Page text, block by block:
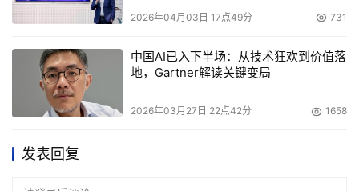
2026年04月03日 17点49分 731
中国AI已入下半场：从技术狂欢到价值落
地，Gartner解读关键变局
2026年03月27日 22点42分 1658
发表回复